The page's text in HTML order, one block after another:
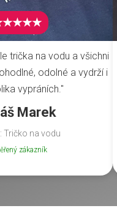
trička na vodu a všichni
odolné a vydrží i
vypráních."
Marek
Tričko na vodu
zákazník